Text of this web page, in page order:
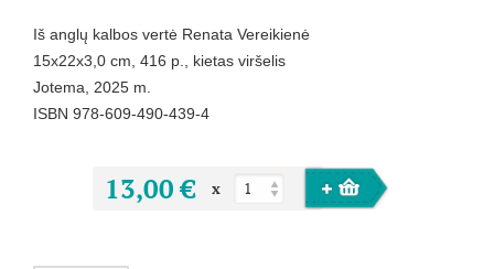
Iš anglų kalbos vertė Renata Vereikienė
15x22x3,0 cm, 416 p., kietas viršelis
Jotema, 2025 m.
ISBN 978-609-490-439-4
13,00 € x